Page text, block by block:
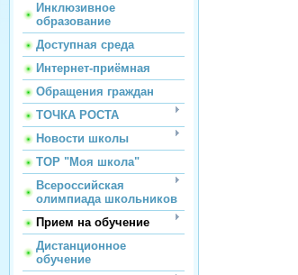
Инклюзивное
образование
Доступная среда
Интернет-приёмная
Обращения граждан
ТОЧКА РОСТА
Новости школы
ТОР "Моя школа"
Всероссийская
олимпиада школьников
Прием на обучение
Дистанционное
обучение